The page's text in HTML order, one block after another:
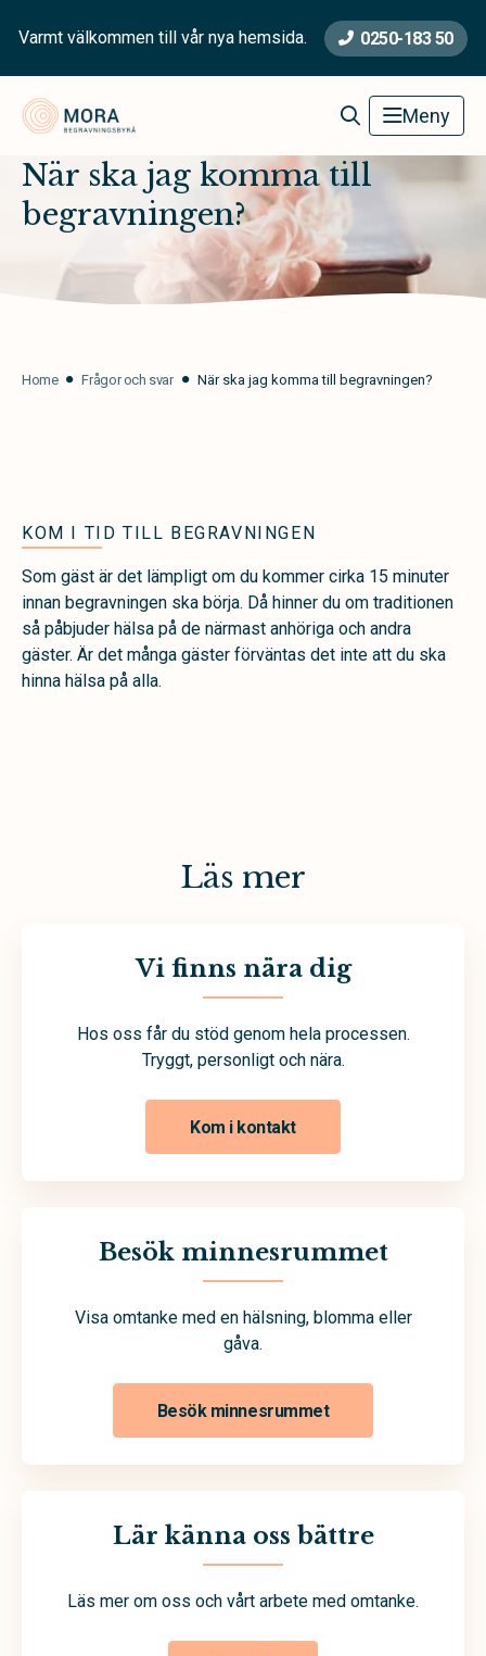
Varmt välkommen till vår nya hemsida. 0250-183 50
Meny
När ska jag komma till
begravningen?
Home Frågor och svar När ska jag komma till begravningen?
KOM I TID TILL BEGRAVNINGEN
Som gäst är det lämpligt om du kommer cirka 15 minuter
innan begravningen ska börja. Då hinner du om traditionen
så påbjuder hälsa på de närmast anhöriga och andra
gäster. Är det många gäster förväntas det inte att du ska
hinna hälsa på alla.
Läs mer
Vi finns nära dig
Hos oss får du stöd genom hela processen.
Tryggt, personligt och nära.
Kom i kontakt
Besök minnesrummet
Visa omtanke med en hälsning, blomma eller
gåva.
Besök minnesrummet
Lär känna oss bättre
Läs mer om oss och vårt arbete med omtanke.